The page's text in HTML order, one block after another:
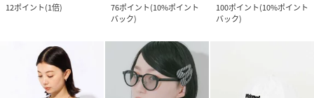
12ポイント(1倍)
76ポイント(10%ポイント
バック)
100ポイント(10%ポイント
バック)